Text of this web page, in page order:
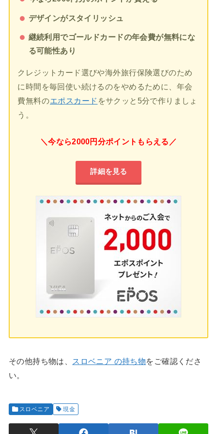
デザインがスタイリッシュ
継続利用でゴールドカードの年会費が無料にな
る可能性あり
クレジットカード選びや海外旅行保険選びのため
に時間を毎回使い続けるのをやめるために、年会
費無料のエポスカード をサクッと5分で作りましょ
う。
＼今なら2000円分ポイントもらえる／
詳細を見る
その他持ち物は、 スロベニア の持ち物をご確認くださ
い。
スロベニア 現金